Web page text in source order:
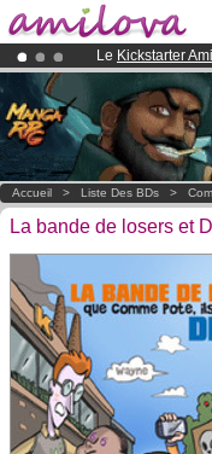
Le Kickstarter
Abonnement
Déjà 134393
Accueil > Liste Des BDs >
La bande de losers et